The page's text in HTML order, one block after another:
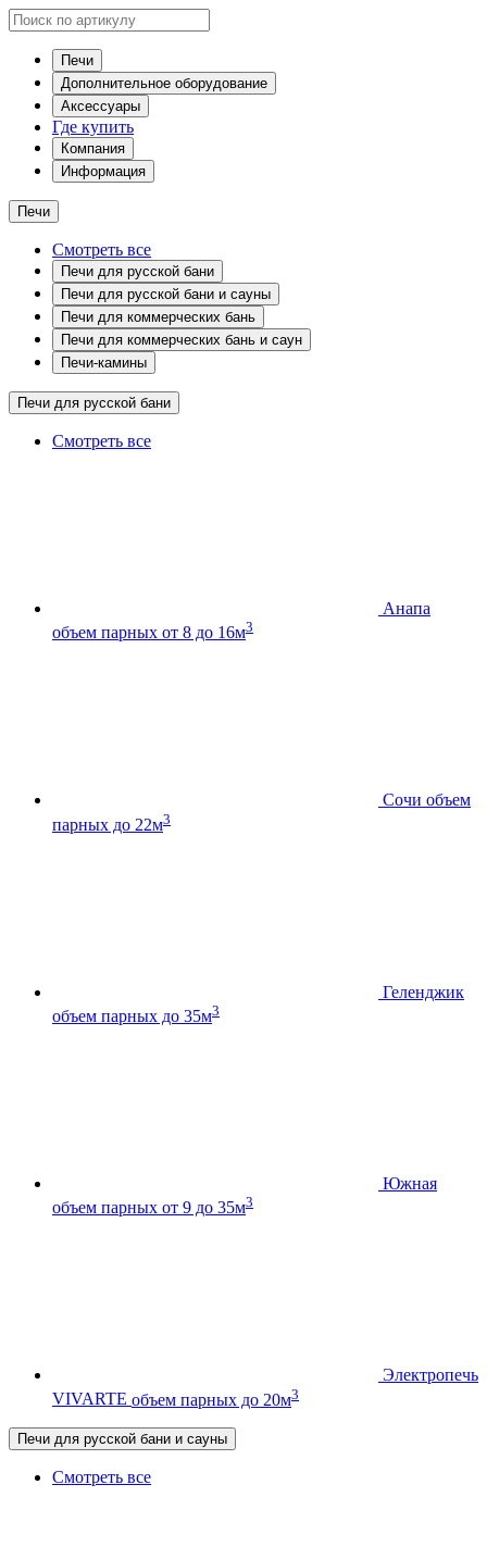
Печи
Дополнительное оборудование
Аксессуары
Где купить
Компания
Информация
Печи
Смотреть все
Печи для русской бани
Печи для русской бани и сауны
Печи для коммерческих бань
Печи для коммерческих бань и саун
Печи-камины
Печи для русской бани
Смотреть все
Анапа
объем парных от 8 до 16м3
Сочи объем
парных до 22м3
Геленджик
объем парных до 35м3
Южная
объем парных от 9 до 35м3
Электропечь
VIVARTE объем парных до 20м3
Печи для русской бани и сауны
Смотреть все